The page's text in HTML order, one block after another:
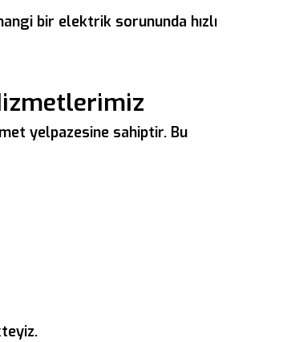
bir elektrik sorununda hızlı
yelpazesine sahiptir. Bu